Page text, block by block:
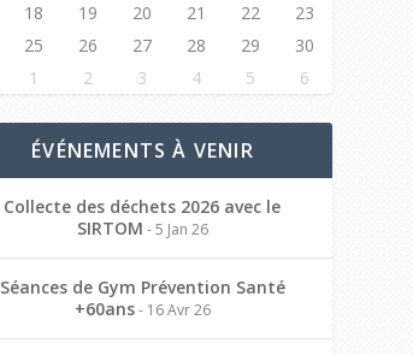
18 19 20 21 22
23
25 26 27 28 29
30
1 2 3 4 5 6
ÉVÉNEMENTS À VENIR
Collecte des déchets 2026 avec le
SIRTOM - 5 Jan 26
Séances de Gym Prévention Santé
+60ans- 16 Avr 26